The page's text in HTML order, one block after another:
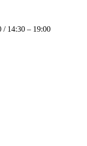
/ 14:30 – 19:00